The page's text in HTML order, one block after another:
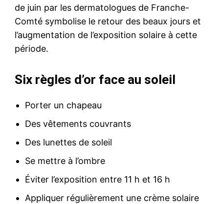
de juin par les dermatologues de Franche-
Comté symbolise le retour des beaux jours et
l’augmentation de l’exposition solaire à cette
période.
Six règles d’or face au soleil
Porter un chapeau
Des vêtements couvrants
Des lunettes de soleil
Se mettre à l’ombre
Éviter l’exposition entre 11 h et 16 h
Appliquer régulièrement une crème solaire